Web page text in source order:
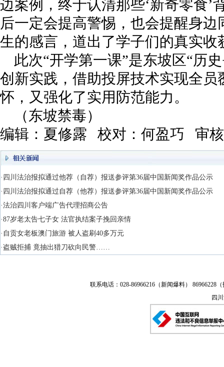
边案例，终于认清那些‘新奇零食’
后一定会提高警惕，也会提醒身
生的感言，道出了学子们的真实收
此次“开学第一课”是东坡区“历
创新实践，借助投屏技术实现全
怀，又强化了实用防范能力。
（东坡禁毒）
编辑：夏修露 校对：何盈巧 审
·四川法治报拟通过他荐（自荐）报送参评第36届中国新闻奖作品公示
·四川法治报拟通过自荐（他荐）报送参评第36届中国新闻奖作品公示
·法治四川客户端广告代理招商公告
·87岁老太告七子女 法官执结案子挽回亲情
·自贡女老板澳门旅游 被人盗刷40多万元
·盗贼拒捕 竟抽出猎刀砍向民警……
联系电话：028-86966216（新闻爆料） 86966228
四